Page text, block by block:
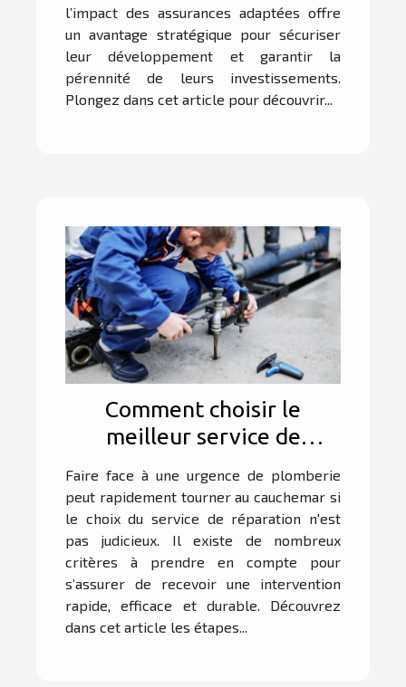
l’impact des assurances adaptées offre
un avantage stratégique pour sécuriser
leur développement et garantir la
pérennité de leurs investissements.
Plongez dans cet article pour découvrir...
Comment choisir le
meilleur service de
réparation d'urgence pour
votre plomberie ?
Faire face à une urgence de plomberie
peut rapidement tourner au cauchemar si
le choix du service de réparation n'est
pas judicieux. Il existe de nombreux
critères à prendre en compte pour
s’assurer de recevoir une intervention
rapide, efficace et durable. Découvrez
dans cet article les étapes...